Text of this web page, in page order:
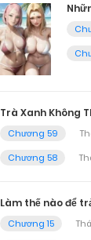
Trà Xanh Không
Chương 59
Chương 58
Làm thế nào để
Chương 15